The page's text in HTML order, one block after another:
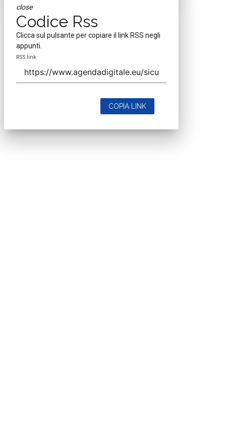
close
Codice Rss
Clicca sul pulsante per copiare il link RSS negli
appunti.
RSS link
COPIA LINK